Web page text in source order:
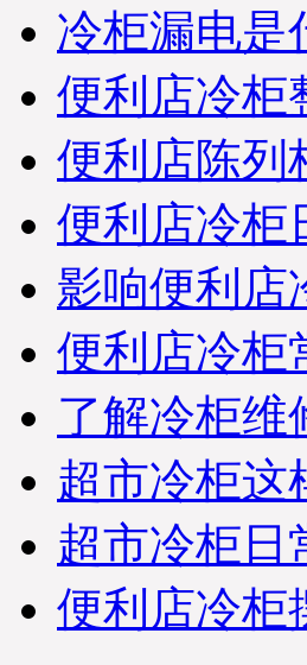
65818103（合肥优凯制冷-
发货部）
※ 广东佛山-方经理 您订购
的水果保鲜柜设备已经准
时检测合格打包发货，出
厂标准木框打包；物流公
司：德邦物流；单号：
未来7日保持畅通及时查收
货物；详情咨询优凯发货
部：0551-65818103. （合肥
市优凯制冷-发货部）
※ 江苏无锡市-苏果超市采
购部李经理，贵公司订购
的水果保鲜柜产品已经准
时发出，出厂标准木框打
包；物流公司：百安物
372198265821；请您电话
保持畅通在未来3日及时查
收；详情咨询优凯发货
部：0551-65818103. (合肥
市优凯制冷-发货部）
※ 江苏南京-丁女士您订购
的水果保鲜柜已经准时发
冷柜漏电是
便利店冷柜
便利店陈列
便利店冷柜
影响便利店
便利店冷柜
了解冷柜维
超市冷柜这
超市冷柜日
便利店冷柜